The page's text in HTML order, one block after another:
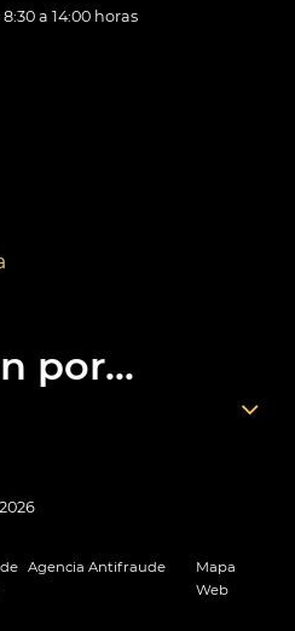
a 14:00 horas
por...
2026
Agencia Antifraude
Mapa
Web